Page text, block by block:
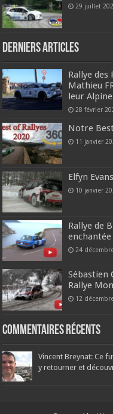
29 juillet
Derniers articles
Rallye des
Mathieu
leur Alpine
28 février
Notre
11 janvier
Elfyn
10 janvier
Rallye de
enchantée
24
Sébastien
Rallye
12
Commentaires récents
Vincent Breynat: Ce
y retourner et